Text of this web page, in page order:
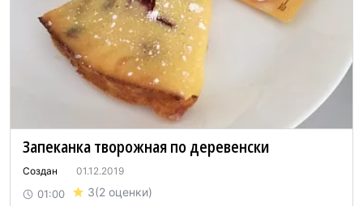
Запеканка творожная по деревенски
Создан 01.12.2019
01:00 3(2 оценки)